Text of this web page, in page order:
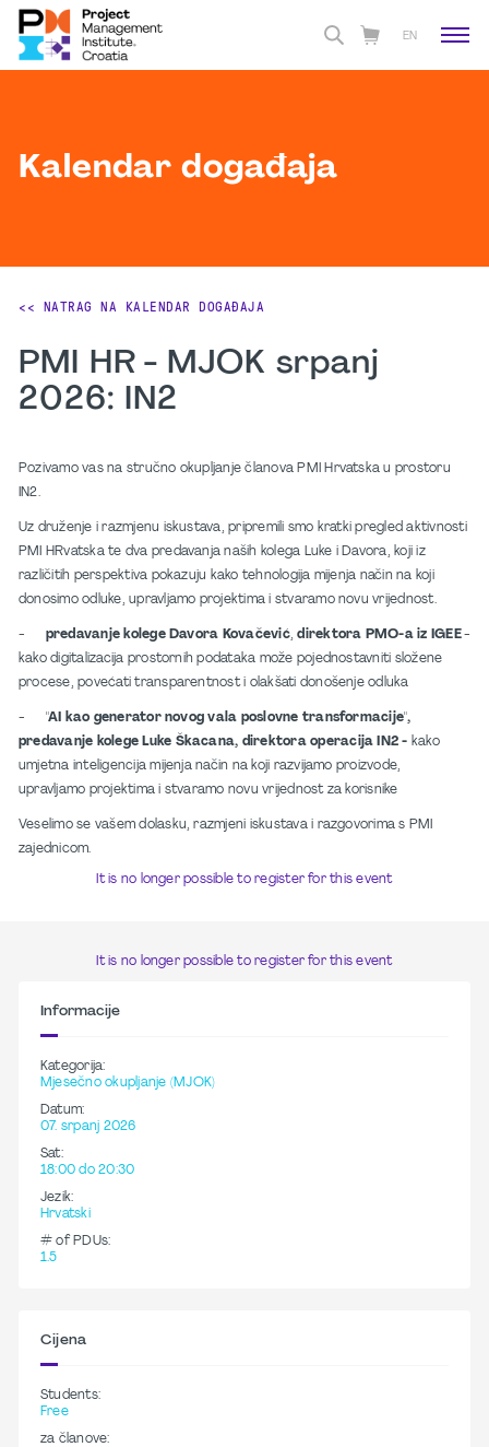
EN
Kalendar događaja
<< NATRAG NA KALENDAR DOGAĐAJA
PMI HR - MJOK srpanj
2026: IN2
Pozivamo vas na stručno okupljanje članova PMI Hrvatska u prostoru
IN2.
Uz druženje i razmjenu iskustava, pripremili smo kratki pregled aktivnosti
PMI HRvatska te dva predavanja naših kolega Luke i Davora, koji iz
različitih perspektiva pokazuju kako tehnologija mijenja način na koji
donosimo odluke, upravljamo projektima i stvaramo novu vrijednost.
- predavanje kolege Davora Kovačević,direktora PMO-a iz IGEE-
kako digitalizacija prostornih podataka može pojednostavniti složene
procese, povećati transparentnost i olakšati donošenje odluka
- "AI kao generator novog vala poslovne transformacije",
predavanje kolege Luke Škacana, direktora operacija IN2 - kako
umjetna inteligencija mijenja način na koji razvijamo proizvode,
upravljamo projektima i stvaramo novu vrijednost za korisnike
Veselimo se vašem dolasku, razmjeni iskustava i razgovorima s PMI
zajednicom.
It is no longer possible to register for this event
It is no longer possible to register for this event
Informacije
Kategorija:
Mjesečno okupljanje (MJOK)
Datum:
07. srpanj 2026
Sat:
18:00 do 20:30
Jezik:
Hrvatski
# of PDUs:
1.5
Cijena
Students:
Free
za članove: